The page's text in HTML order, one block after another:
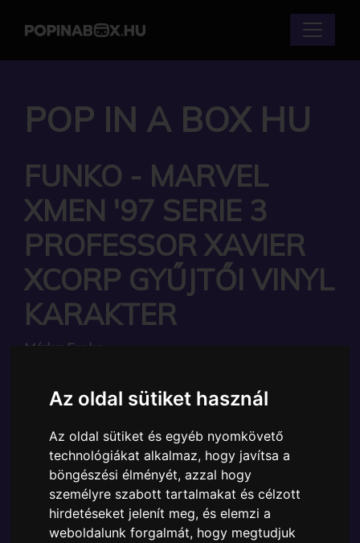
Az oldal sütiket használ
Az oldal sütiket és egyéb nyomkövető
technológiákat alkalmaz, hogy javítsa a
böngészési élményét, azzal hogy
személyre szabott tartalmakat és célzott
hirdetéseket jelenít meg, és elemzi a
weboldalunk forgalmát, hogy megtudjuk
POP IN A BOX HU
FUNKO - MARVEL
XMEN '97 SERIE 3
PROFESSOR XAVIER
XCORP GYŰJTŐI VINYL
KARAKTER
Márka: Funko
Ára:6890 Ft
A Funko POP - Marvel egyik népszerű terméke a
Funko - Marvel XMen '97 Serie 3 Professor Xavier
XCorp gyűjtői vinyl karakter, amely ablakos
csomagolásban azaz - POP In a Box - várja új
gazdáját.